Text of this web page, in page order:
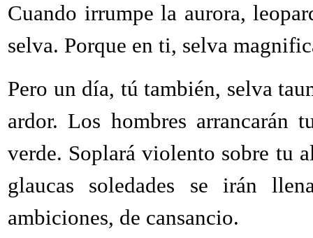
Cuando irrumpe la aurora,
selva. Porque en ti, selva
Pero un día, tú también, selva
ardor. Los hombres arrancarán
verde. Soplará violento sobre tu
glaucas soledades se irán
ambiciones, de cansancio.